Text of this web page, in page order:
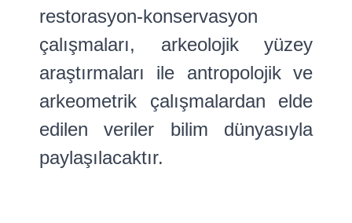
restorasyon-konservasyon
çalışmaları, arkeolojik yüzey
araştırmaları ile antropolojik ve
arkeometrik çalışmalardan elde
edilen veriler bilim dünyasıyla
paylaşılacaktır.